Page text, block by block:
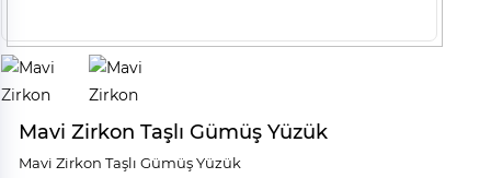
Mavi Zirkon Taşlı Gümüş Yüzük
Mavi Zirkon Taşlı Gümüş Yüzük